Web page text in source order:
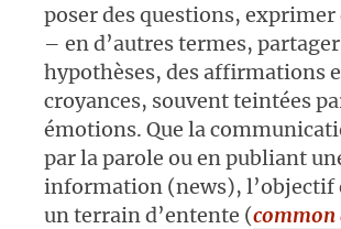
poser des questions, exprimer
– en d’autres termes,
hypothèses, des affirmations
croyances, souvent teintées
émotions. Que la
par la parole ou en publiant
information (news), l’objectif
un terrain d’entente (common